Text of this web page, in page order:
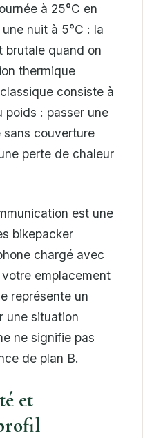
à 25°C en
nuit à 5°C : la
brutale quand on
thermique
consiste à
poids : passer une
sans couverture
perte de chaleur
est une
bikepacker
chargé avec
emplacement
représente un
une situation
ne signifie pas
de plan B.
et